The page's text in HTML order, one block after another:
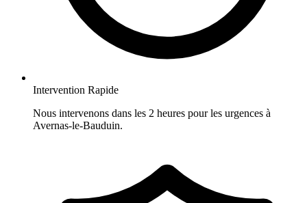
Intervention Rapide
Nous intervenons dans les 2 heures pour les urgences à
Avernas-le-Bauduin.